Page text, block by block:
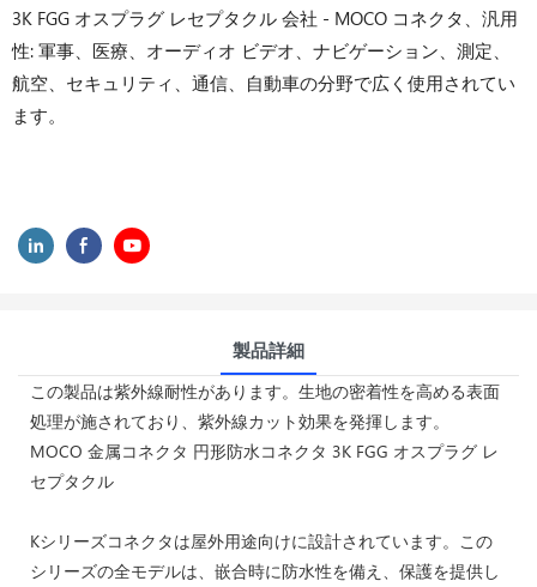
3K FGG オスプラグ レセプタクル 会社 - MOCO コネクタ、汎用
性: 軍事、医療、オーディオ ビデオ、ナビゲーション、測定、
航空、セキュリティ、通信、自動車の分野で広く使用されてい
ます。
製品詳細
この製品は紫外線耐性があります。生地の密着性を高める表面
処理が施されており、紫外線カット効果を発揮します。
MOCO 金属コネクタ 円形防水コネクタ 3K FGG オスプラグ レ
セプタクル
Kシリーズコネクタは屋外用途向けに設計されています。この
シリーズの全モデルは、嵌合時に防水性を備え、保護を提供し